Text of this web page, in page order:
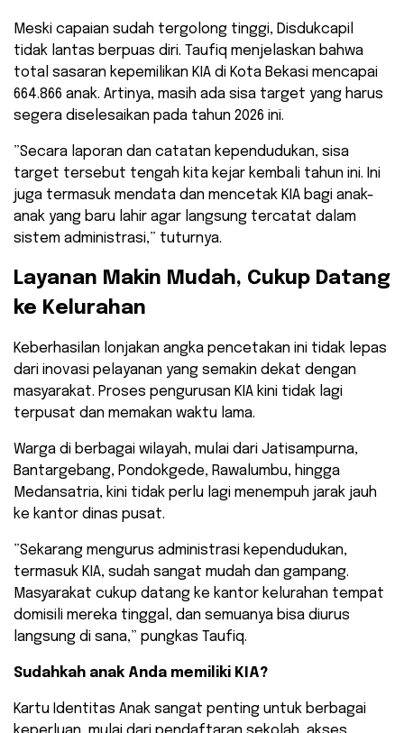
​Meski capaian sudah tergolong tinggi, Disdukcapil
tidak lantas berpuas diri. Taufiq menjelaskan bahwa
total sasaran kepemilikan KIA di Kota Bekasi mencapai
664.866 anak. Artinya, masih ada sisa target yang harus
segera diselesaikan pada tahun 2026 ini.
​”Secara laporan dan catatan kependudukan, sisa
target tersebut tengah kita kejar kembali tahun ini. Ini
juga termasuk mendata dan mencetak KIA bagi anak-
anak yang baru lahir agar langsung tercatat dalam
sistem administrasi,” tuturnya.
​Layanan Makin Mudah, Cukup Datang
ke Kelurahan
​Keberhasilan lonjakan angka pencetakan ini tidak lepas
dari inovasi pelayanan yang semakin dekat dengan
masyarakat. Proses pengurusan KIA kini tidak lagi
terpusat dan memakan waktu lama.
​Warga di berbagai wilayah, mulai dari Jatisampurna,
Bantargebang, Pondokgede, Rawalumbu, hingga
Medansatria, kini tidak perlu lagi menempuh jarak jauh
ke kantor dinas pusat.
​”Sekarang mengurus administrasi kependudukan,
termasuk KIA, sudah sangat mudah dan gampang.
Masyarakat cukup datang ke kantor kelurahan tempat
domisili mereka tinggal, dan semuanya bisa diurus
langsung di sana,” pungkas Taufiq.
Sudahkah anak Anda memiliki KIA?
Kartu Identitas Anak sangat penting untuk berbagai